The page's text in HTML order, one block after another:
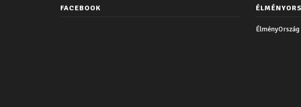
FACEBOOK